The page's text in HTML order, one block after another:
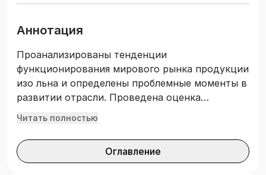
Аннотация
Проанализированы тенденции
функционирования мирового рынка продукции
изо льна и определены проблемные моменты в
развитии отрасли. Проведена оценка
эффективности выращивания и первичной
Республики Беларусь. Разработаны
рекомендации по повышению объемов
Читать полностью
Оглавление